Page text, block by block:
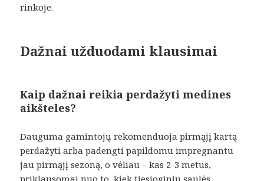
rinkoje.
Dažnai užduodami klausimai
Kaip dažnai reikia perdažyti medines
aikšteles?
Dauguma gamintojų rekomenduoja pirmąjį kartą
perdažyti arba padengti papildomu impregnantu
jau pirmąjį sezoną, o vėliau – kas 2-3 metus,